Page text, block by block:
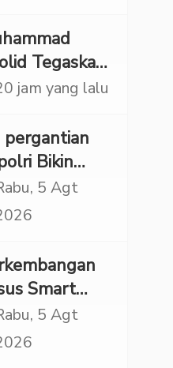
Etik-Politik
Tegaskan
dan
Negara
jam yang lalu
pergantian
Bikin
JMP Puji
Jenderal
5 Agt
Smart
Jaksa
Periksa
5 Agt